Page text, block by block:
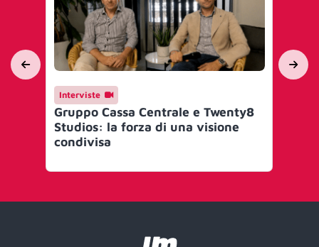
Interviste
Gruppo Cassa Centrale e Twenty8
Studios: la forza di una visione
condivisa